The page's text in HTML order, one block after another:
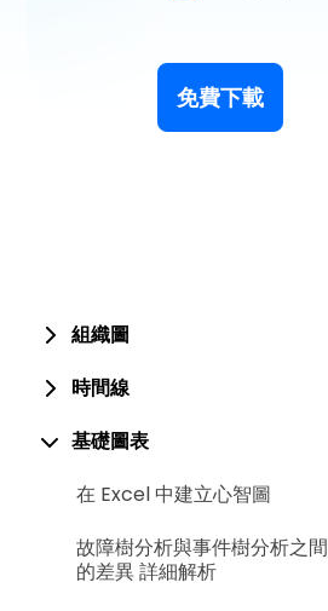
免費下載
組織圖
時間線
基礎圖表
在 Excel 中建立心智圖
故障樹分析與事件樹分析之間
的差異 詳細解析